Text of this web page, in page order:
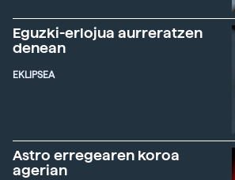
Eguzki-erlojua aurreratzen
denean
EKLIPSEA
Astro erregearen koroa
agerian